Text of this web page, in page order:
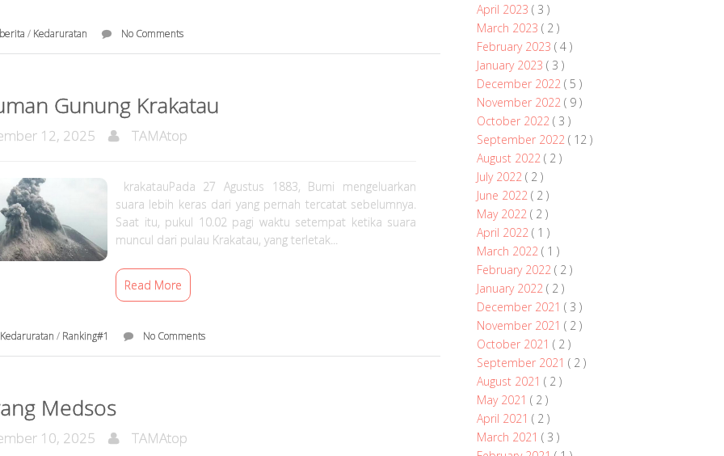
berita / Kedaruratan No Comments
Gunung Krakatau
12, 2025 TAMAtop
krakatauPada 27 Agustus 1883, Bumi mengeluarkan
suara lebih keras dari yang pernah tercatat sebelumnya.
Saat itu, pukul 10.02 pagi waktu setempat ketika suara
muncul dari pulau Krakatau, yang terletak...
Read More
Kedaruratan / Ranking#1 No Comments
Medsos
10, 2025 TAMAtop
April 2023 ( 3 )
March 2023 ( 2 )
February 2023 ( 4 )
January 2023 ( 3 )
December 2022 ( 5 )
November 2022 ( 9 )
October 2022 ( 3 )
September 2022 ( 12 )
August 2022 ( 2 )
July 2022 ( 2 )
June 2022 ( 2 )
May 2022 ( 2 )
April 2022 ( 1 )
March 2022 ( 1 )
February 2022 ( 2 )
January 2022 ( 2 )
December 2021 ( 3 )
November 2021 ( 2 )
October 2021 ( 2 )
September 2021 ( 2 )
August 2021 ( 2 )
May 2021 ( 2 )
April 2021 ( 2 )
March 2021 ( 3 )